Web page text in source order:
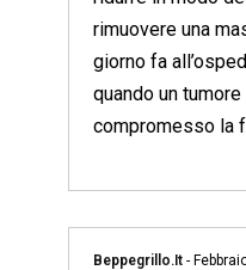
rimuovere una
giorno fa
quando un
compromesso la
Beppegrillo.it -